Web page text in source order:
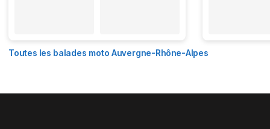
Toutes les balades moto Auvergne-Rhône-Alpes